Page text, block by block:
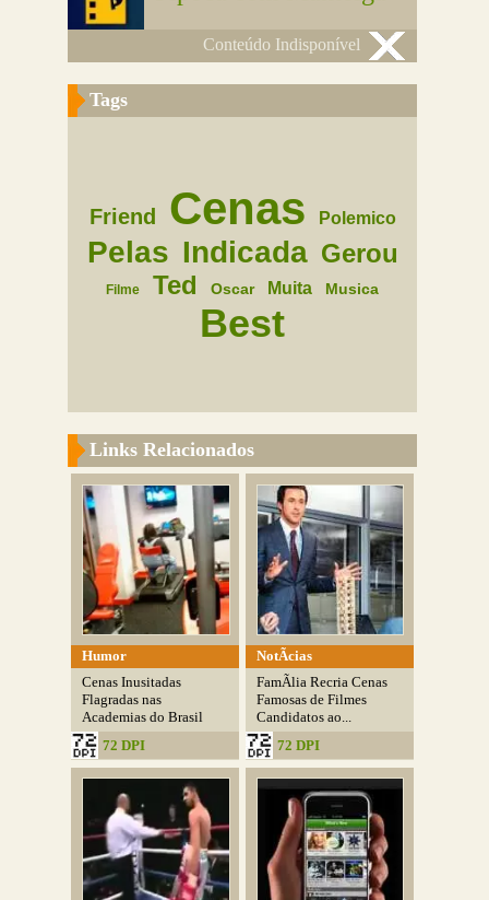
Conteúdo Indisponível
Tags
Friend Cenas Polemico
Pelas Indicada Gerou
Filme Ted Oscar Muita Musica
Best
Links Relacionados
Humor
Cenas Inusitadas
Flagradas nas
Academias do Brasil
72 DPI
NotÃ­cias
FamÃ­lia Recria Cenas
Famosas de Filmes
Candidatos ao...
72 DPI